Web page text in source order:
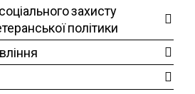
захисту
політики